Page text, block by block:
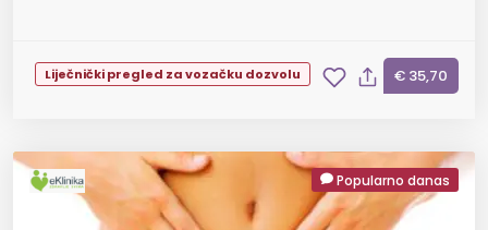
Liječnički pregled za vozačku dozvolu € 35,70
Popularno danas